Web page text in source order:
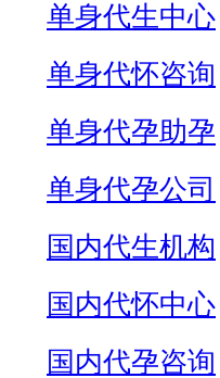
单身代生中心
单身代怀咨询
单身代孕助孕
单身代孕公司
国内代生机构
国内代怀中心
国内代孕咨询